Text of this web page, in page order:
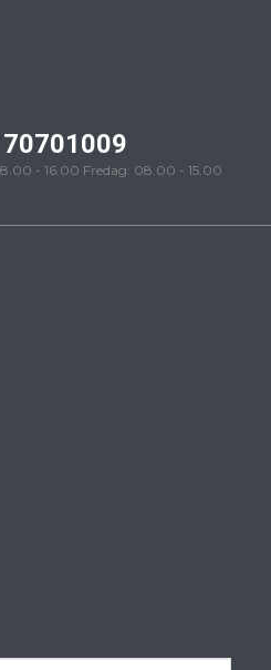
- 16.00 Fredag: 08.00 - 15.00